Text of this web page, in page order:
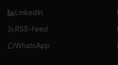
LinkedIn
RSS-feed
WhatsApp